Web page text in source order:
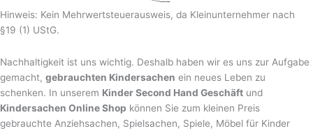
Hinweis: Kein Mehrwertsteuerausweis, da Kleinunternehmer nach
§19 (1) UStG.
Nachhaltigkeit ist uns wichtig. Deshalb haben wir es uns zur Aufgabe
gemacht, gebrauchten Kindersachen ein neues Leben zu
schenken. In unserem Kinder Second Hand Geschäft und
Kindersachen Online Shop können Sie zum kleinen Preis
gebrauchte Anziehsachen, Spiel­sachen, Spiele, Möbel für Kinder